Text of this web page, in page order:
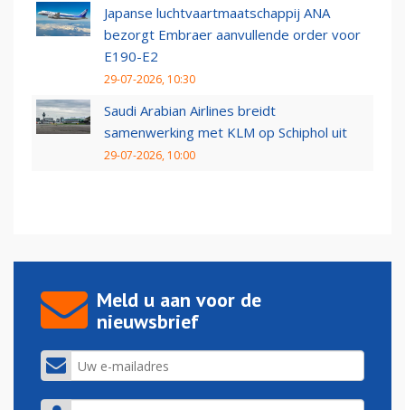
Japanse luchtvaartmaatschappij ANA
bezorgt Embraer aanvullende order voor
E190-E2
29-07-2026, 10:30
Saudi Arabian Airlines breidt
samenwerking met KLM op Schiphol uit
29-07-2026, 10:00
Meld u aan voor de
nieuwsbrief